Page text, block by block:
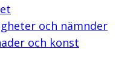
och nämnder
och konst